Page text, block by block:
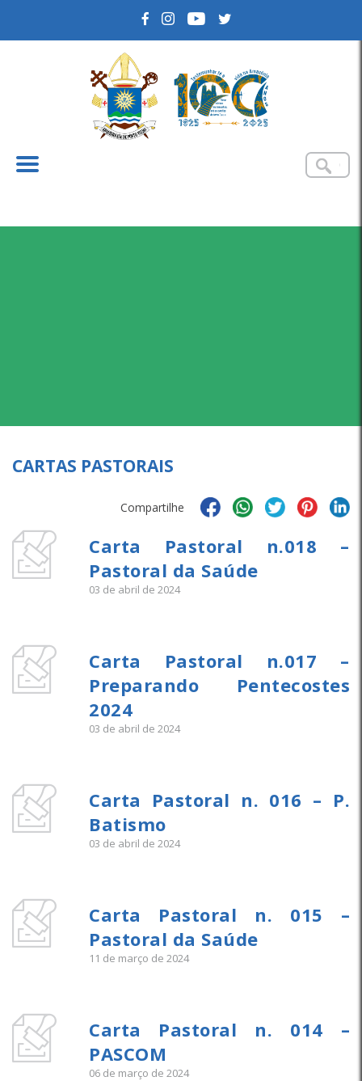
CARTAS PASTORAIS
Compartilhe
Carta Pastoral n.018 –
Pastoral da Saúde
03 de abril de 2024
Carta Pastoral n.017 –
Preparando Pentecostes
2024
03 de abril de 2024
Carta Pastoral n. 016 – P.
Batismo
03 de abril de 2024
Carta Pastoral n. 015 –
Pastoral da Saúde
11 de março de 2024
Carta Pastoral n. 014 –
PASCOM
06 de março de 2024